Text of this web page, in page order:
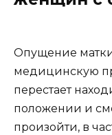
Опущение
медицинскую
перестает
положении и
произойти, в